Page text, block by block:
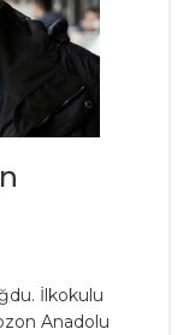
adım
imkânı
Dergisi,
gibi hem basılı
Roman
pek çok dergide
İlkokulu
Anadolu